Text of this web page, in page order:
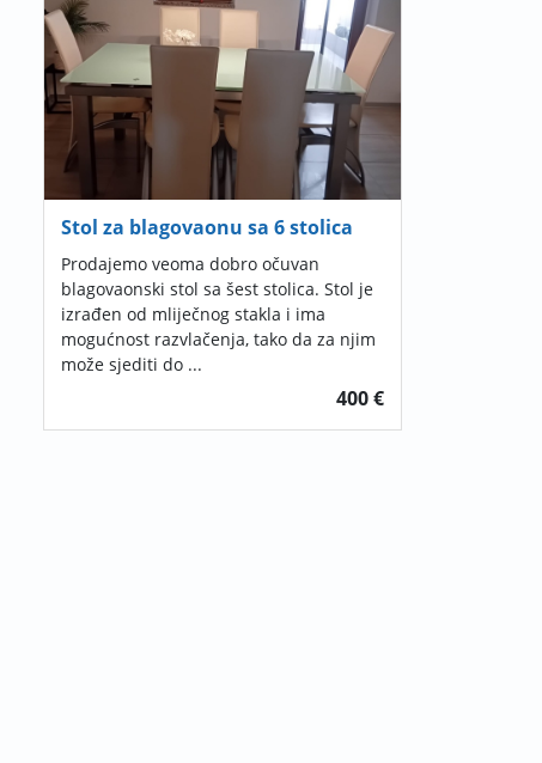
Stol za blagovaonu sa 6 stolica
Prodajemo veoma dobro očuvan
blagovaonski stol sa šest stolica. Stol je
izrađen od mliječnog stakla i ima
mogućnost razvlačenja, tako da za njim
može sjediti do ...
400 €